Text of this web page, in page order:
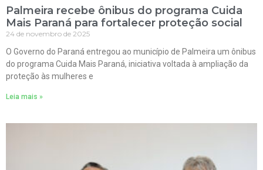
Palmeira recebe ônibus do programa Cuida
Mais Paraná para fortalecer proteção social
24 de novembro de 2025
O Governo do Paraná entregou ao município de Palmeira um ônibus
do programa Cuida Mais Paraná, iniciativa voltada à ampliação da
proteção às mulheres e
Leia mais »